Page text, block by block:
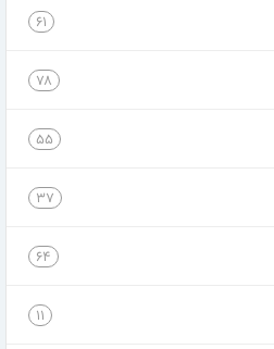
۶۱
۷۸
۵۵
۳۷
۶۴
۱۱